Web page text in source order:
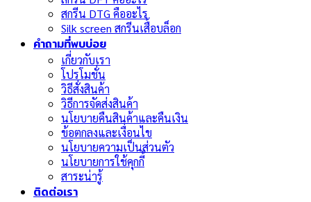
สกรีน DTG คืออะไร
Silk screen สกรีนเสื้อบล็อก
คำถามที่พบบ่อย
เกี่ยวกับเรา
โปรโมชั่น
วิธีสั่งสินค้า
วิธีการจัดส่งสินค้า
นโยบายคืนสินค้าและคืนเงิน
ข้อตกลงและเงื่อนไข
นโยบายความเป็นส่วนตัว
นโยบายการใช้คุกกี้
สาระน่ารู้
ติดต่อเรา